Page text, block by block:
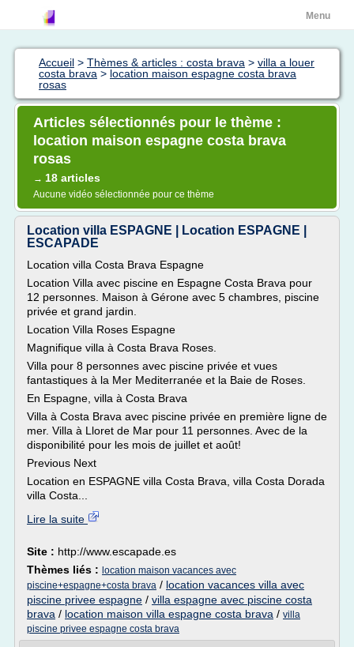
Menu
Accueil > Thèmes & articles : costa brava > villa a louer
costa brava > location maison espagne costa brava
rosas
Articles sélectionnés pour le thème :
location maison espagne costa brava
rosas
→ 18 articles
Aucune vidéo sélectionnée pour ce thème
Location villa ESPAGNE | Location ESPAGNE |
ESCAPADE
Location villa Costa Brava Espagne
Location Villa avec piscine en Espagne Costa Brava pour
12 personnes. Maison à Gérone avec 5 chambres, piscine
privée et grand jardin.
Location Villa Roses Espagne
Magnifique villa à Costa Brava Roses.
Villa pour 8 personnes avec piscine privée et vues
fantastiques à la Mer Mediterranée et la Baie de Roses.
En Espagne, villa à Costa Brava
Villa à Costa Brava avec piscine privée en première ligne de
mer. Villa à Lloret de Mar pour 11 personnes. Avec de la
disponibilité pour les mois de juillet et août!
Previous Next
Location en ESPAGNE villa Costa Brava, villa Costa Dorada
villa Costa...
Lire la suite
Site : http://www.escapade.es
Thèmes liés : location maison vacances avec
piscine+espagne+costa brava / location vacances villa avec
piscine privee espagne / villa espagne avec piscine costa
brava / location maison villa espagne costa brava / villa
piscine privee espagne costa brava